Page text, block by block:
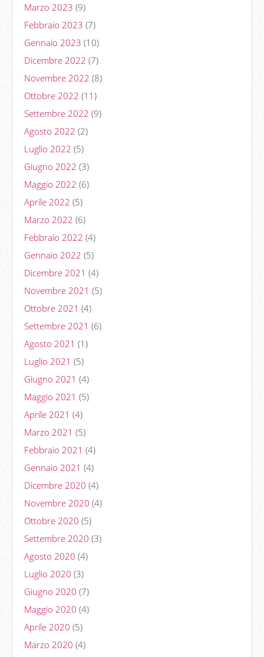
Marzo 2023 (9)
Febbraio 2023 (7)
Gennaio 2023 (10)
Dicembre 2022 (7)
Novembre 2022 (8)
Ottobre 2022 (11)
Settembre 2022 (9)
Agosto 2022 (2)
Luglio 2022 (5)
Giugno 2022 (3)
Maggio 2022 (6)
Aprile 2022 (5)
Marzo 2022 (6)
Febbraio 2022 (4)
Gennaio 2022 (5)
Dicembre 2021 (4)
Novembre 2021 (5)
Ottobre 2021 (4)
Settembre 2021 (6)
Agosto 2021 (1)
Luglio 2021 (5)
Giugno 2021 (4)
Maggio 2021 (5)
Aprile 2021 (4)
Marzo 2021 (5)
Febbraio 2021 (4)
Gennaio 2021 (4)
Dicembre 2020 (4)
Novembre 2020 (4)
Ottobre 2020 (5)
Settembre 2020 (3)
Agosto 2020 (4)
Luglio 2020 (3)
Giugno 2020 (7)
Maggio 2020 (4)
Aprile 2020 (5)
Marzo 2020 (4)